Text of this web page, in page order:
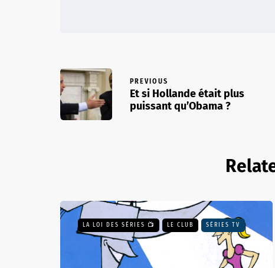
PREVIOUS
Et si Hollande était plus
puissant qu’Obama ?
LA LOI DES SÉRIES 📺 LE CLUB SÉRIES TV